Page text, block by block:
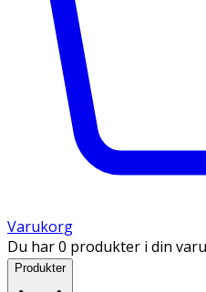
Varukorg
Du har 0 produkter i din
Produkter